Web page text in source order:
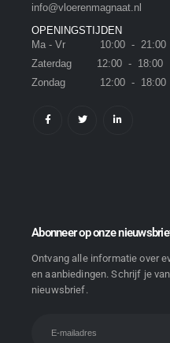
info@vloerenmagnaat.nl
OPENINGSTIJDEN
Ma - Vr 10:00 - 21:00
Zaterdag 12:00 - 18:00
Zondag 12:00 - 18:00
Abonneer op onze
Ontvang alle informatie over
en aanbiedingen. Schrijf je
nieuwsbrief.